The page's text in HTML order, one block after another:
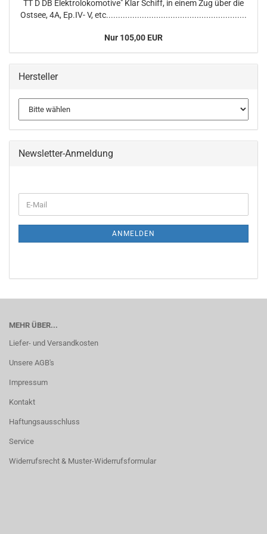
TT D DB Elektrolokomotive" Klar Schiff, in einem Zug über die
Ostsee, 4A, Ep.IV- V, etc...........................................................
Nur 105,00 EUR
Hersteller
Newsletter-Anmeldung
ZUR
E-
Mail
ANMELDEN
MEHR ÜBER...
Liefer- und Versandkosten
Unsere AGB's
Impressum
Kontakt
Haftungsausschluss
Service
Widerrufsrecht & Muster-Widerrufsformular